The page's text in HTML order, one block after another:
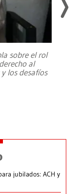
sobre el rol
al
los desafíos
jubilados: ACH y